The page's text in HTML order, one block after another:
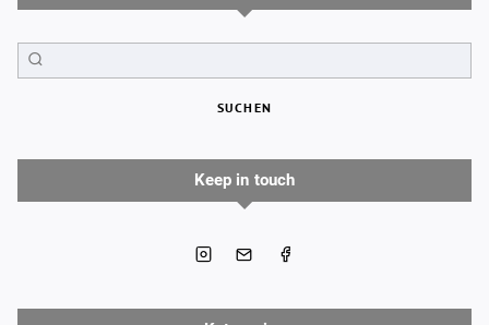
SUCHEN
Keep in touch